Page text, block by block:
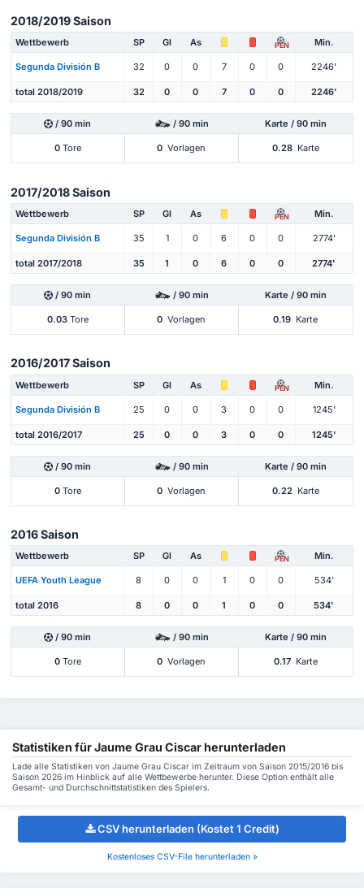
2018/2019 Saison
Wettbewerb SP Gl As PEN Min.
Segunda División B 32 0 0 7 0 0 2246'
total 2018/2019 32 0 0 7 0 0 2246'
/ 90 min / 90 min Karte / 90 min
0Tore 0 Vorlagen 0.28 Karte
2017/2018 Saison
Wettbewerb SP Gl As PEN Min.
Segunda División B 35 1 0 6 0 0 2774'
total 2017/2018 35 1 0 6 0 0 2774'
/ 90 min / 90 min Karte / 90 min
0.03Tore 0 Vorlagen 0.19 Karte
2016/2017 Saison
Wettbewerb SP Gl As PEN Min.
Segunda División B 25 0 0 3 0 0 1245'
total 2016/2017 25 0 0 3 0 0 1245'
/ 90 min / 90 min Karte / 90 min
0Tore 0 Vorlagen 0.22 Karte
2016 Saison
Wettbewerb SP Gl As PEN Min.
UEFA Youth League 8 0 0 1 0 0 534'
total 2016 8 0 0 1 0 0 534'
/ 90 min / 90 min Karte / 90 min
0Tore 0 Vorlagen 0.17 Karte
Statistiken für Jaume Grau Ciscar herunterladen
Lade alle Statistiken von Jaume Grau Ciscar im Zeitraum von Saison 2015/2016 bis
Saison 2026 im Hinblick auf alle Wettbewerbe herunter. Diese Option enthält alle
Gesamt- und Durchschnittstatistiken des Spielers.
CSV herunterladen (Kostet 1 Credit)
Kostenloses CSV-File herunterladen »